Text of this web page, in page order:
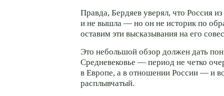
Правда, Бердяев уверял, что Россия
и не вышла — но он не историк по
оставим эти высказывания на его
Это небольшой обзор должен дать
Средневековье — период не четко
в Европе, а в отношении России — и
расплывчатый.